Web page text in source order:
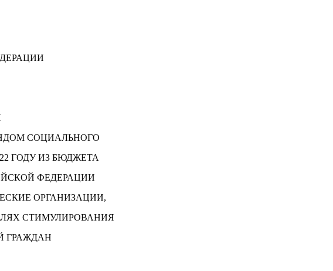
СОЦИАЛЬНОГО
ГОДУ ИЗ БЮДЖЕТА
ФЕДЕРАЦИИ
ОРГАНИЗАЦИИ,
СТИМУЛИРОВАНИЯ
ГРАЖДАН